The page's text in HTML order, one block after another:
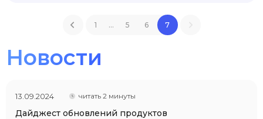
1 ... 5 6 7
Новости
13.09.2024 читать 2 минуты
Дайджест обновлений продуктов